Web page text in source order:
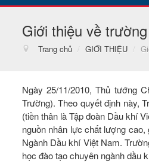
Giới thiệu về trường
Trang chủ / GIỚI THIỆU /
Ngày 25/11/2010, Thủ tướng
Trường). Theo quyết định này,
(tiền thân là Tập đoàn Dầu khí
nguồn nhân lực chất lượng
Ngành Dầu khí Việt Nam.
học đào tạo chuyên ngành dầu